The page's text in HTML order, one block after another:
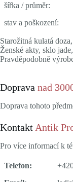
šířka / průměr:
stav a poškození:
Starožitná kulatá
Ženské akty, sklo
Pravděpodobně
Doprava nad
Doprava tohoto
KontaktAntik
Pro více informací k
Telefon: